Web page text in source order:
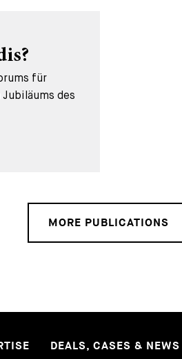
für
des
MORE PUBLICATIONS
DEALS, CASES & NEWS